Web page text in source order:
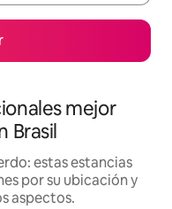
mejor
Brasil
estas estancias
por su ubicación y
aspectos.